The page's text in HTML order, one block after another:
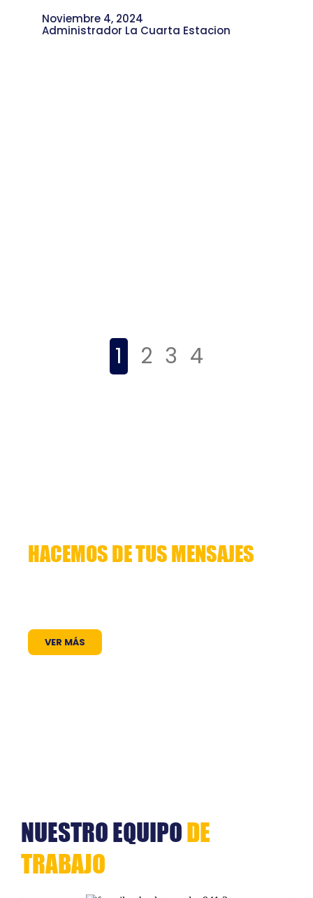
Noviembre 4, 2024
Administrador La Cuarta Estacion
1 2 3 4
HACEMOS DE TUS MENSAJES
VER MÁS
NUESTRO EQUIPODE
TRABAJO